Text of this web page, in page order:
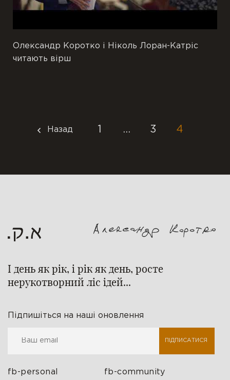
Олександр Коротко і Ніколь Лоран-Катріс
читають вірш
Назад 1 … 3 4
І день як рік, і рік як день, росте
нерукотворний ліс ідей...
Підпишіться на наші оновлення
ПІДПИСАТИСЯ
fb-personal fb-community